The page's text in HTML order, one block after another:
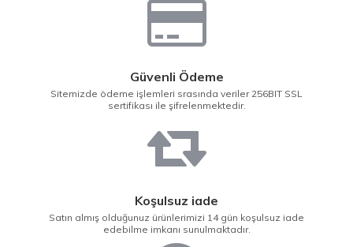
Güvenli Ödeme
Sitemizde ödeme işlemleri srasında veriler 256BIT SSL
sertifikası ile şifrelenmektedir.
Koşulsuz iade
Satın almış olduğunuz ürünlerimizi 14 gün koşulsuz iade
edebilme imkanı sunulmaktadır.